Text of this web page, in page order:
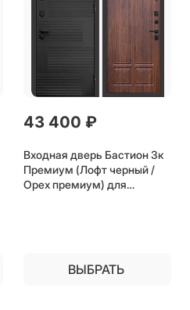
43 400 ₽
Входная дверь Бастион 3к
Премиум (Лофт черный /
Орех премиум) для
ВЫБРАТЬ